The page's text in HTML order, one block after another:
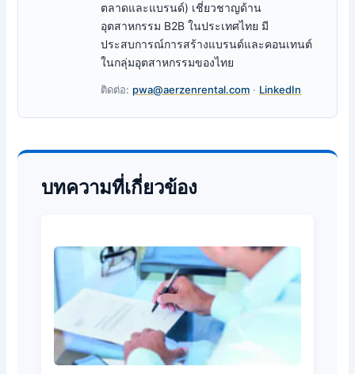
ตลาดและแบรนด์) เชี่ยวชาญด้าน
อุตสาหกรรม B2B ในประเทศไทย มี
ประสบการณ์การสร้างแบรนด์และคอนเทนต์
ในกลุ่มอุตสาหกรรมของไทย
ติดต่อ: pwa@aerzenrental.com · LinkedIn
บทความที่เกี่ยวข้อง